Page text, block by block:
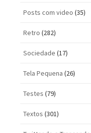
Posts com vi­deo (35)
Retro (282)
Sociedade (17)
Tela Pequena (26)
Testes (79)
Textos (301)